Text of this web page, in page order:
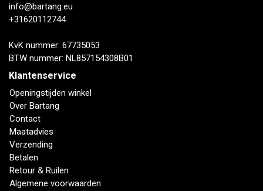
info@bartang.eu
+31620112744
KvK nummer: 67735053
BTW nummer: NL857154308B01
Klantenservice
Openingstijden winkel
Over Bartang
Contact
Maatadvies
Verzending
Betalen
Retour & Ruilen
Algemene voorwaarden